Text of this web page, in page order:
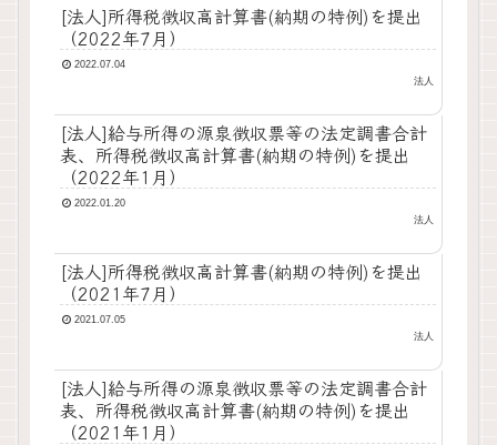
[法人]所得税徴収高計算書(納期の特例)を提出
（2022年7月）
2022.07.04
法人
[法人]給与所得の源泉徴収票等の法定調書合計
表、所得税徴収高計算書(納期の特例)を提出
（2022年1月）
2022.01.20
法人
[法人]所得税徴収高計算書(納期の特例)を提出
（2021年7月）
2021.07.05
法人
[法人]給与所得の源泉徴収票等の法定調書合計
表、所得税徴収高計算書(納期の特例)を提出
（2021年1月）